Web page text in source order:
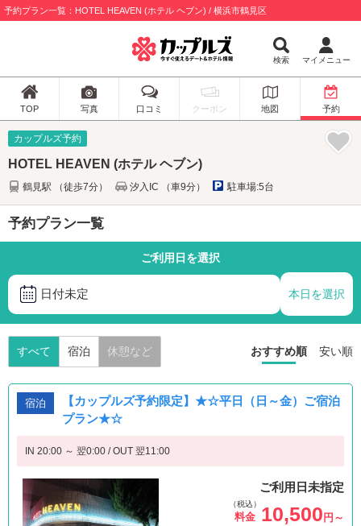
予約プラン一覧：HOTEL HEAVEN (ホテル ヘブン) / 横浜市鶴見区
検索 マイメニュー
TOP 写真 口コミ クーポン 地図 予約
カップルズ予約
HOTEL HEAVEN (ホテル ヘブン)
鶴見駅 （徒歩7分） 汐入IC （車9分） 駐車場:5台
予約プラン一覧
ご利用日を選択
日付未定 本日を選択
すべて 宿泊 休憩など おすすめ順 安い順
宿泊
【カップルズ予約限定】★☆平日（日～金）ご宿泊
プラン★☆
IN 20:00 ～ 翌0:00 / OUT 翌11:00
ご利用日未指定
（税込）
料金 10,500 円～